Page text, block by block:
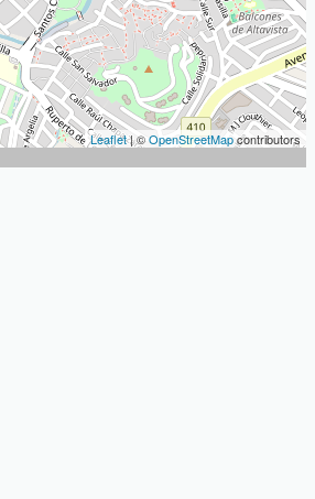
Leaflet| ©OpenStreetMapcontributors